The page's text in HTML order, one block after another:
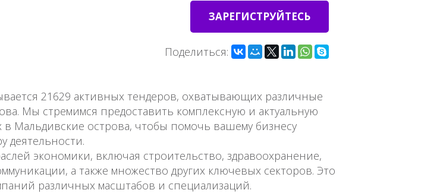
ЗАРЕГИСТРУЙТЕСЬ
Поделиться:
21629 активных тендеров, охватывающих различные
Мы стремимся предоставить комплексную и актуальную
Мальдивские острова, чтобы помочь вашему бизнесу
деятельности.
экономики, включая строительство, здравоохранение,
а также множество других ключевых секторов. Это
различных масштабов и специализаций.